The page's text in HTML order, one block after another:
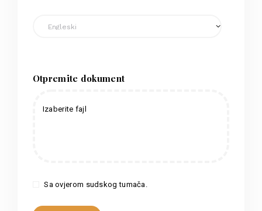
Otpremite dokument
Izaberite fajl
Sa ovjerom sudskog tumača.